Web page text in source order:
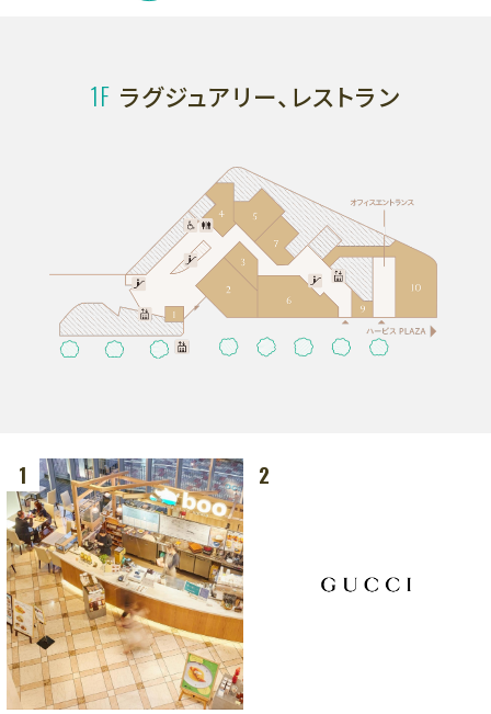
サービス エンタテインメント ブライダル
フロアマップ アクセス
LANGUAGE
フロアマップ
7F
レストラン、劇場
6F
ビューティー、リラクゼーション、
スクール
5F
レストラン
オフィス、ショールーム
1F ラグジュアリー、レストラン
1 2